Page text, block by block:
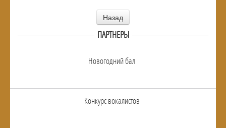
Назад
ПАРТНЕРЫ
Новогодний бал
Конкурс вокалистов